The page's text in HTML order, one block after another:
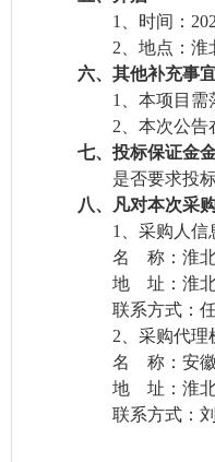
1、 时间：
2、 地点：淮
六、其他补充事
1、 本项目需
2
本次公告
七、投标保证金
是否要求投
八、凡对本次采
1、 采购人信
名
称： 淮
地
址：淮
联系方式：
2、 采购代理
名
称：安
地
址：淮
联系方式： 刘